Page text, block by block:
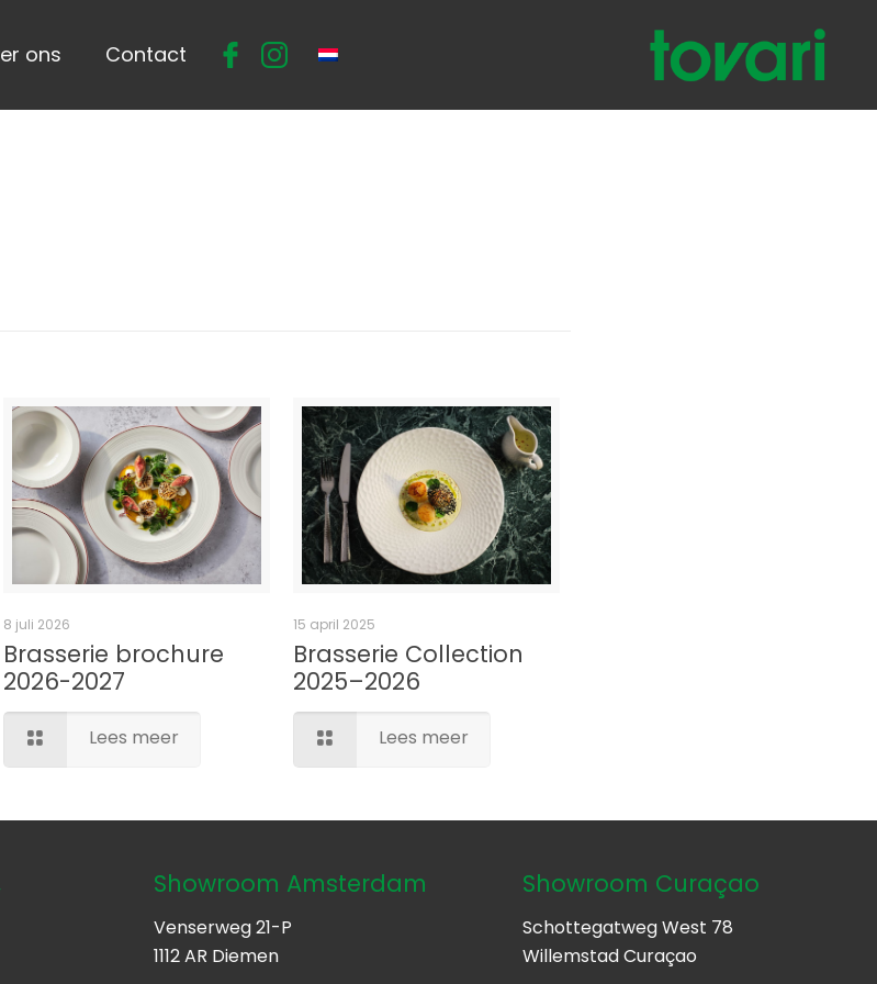
ons Contact
8 juli 2026
Brasserie brochure
2026-2027
Lees meer
15 april 2025
Brasserie Collection
2025–2026
Lees meer
Showroom Amsterdam
Venserweg 21-P
1112 AR Diemen
Showroom Curaçao
Schottegatweg West 78
Willemstad Curaçao